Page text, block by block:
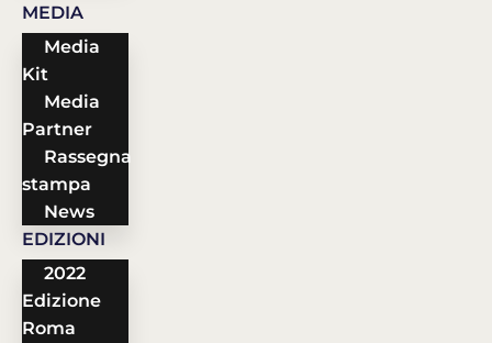
MEDIA
Media
Kit
Media
Partner
Rassegna
stampa
News
EDIZIONI
2022
Edizione
Roma